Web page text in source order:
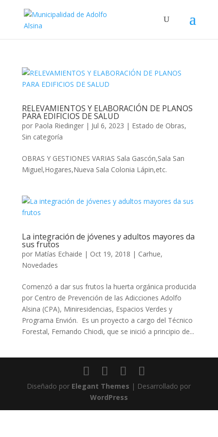
RELEVAMIENTOS Y ELABORACIÓN DE PLANOS
PARA EDIFICIOS DE SALUD
por Paola Riedinger| Jul 6, 2023 | Estado de Obras,
Sin categoría
OBRAS Y GESTIONES VARIAS Sala Gascón,Sala San
Miguel,Hogares,Nueva Sala Colonia Lápin,etc.
La integración de jóvenes y adultos mayores da
sus frutos
por Matías Echaide | Oct 19, 2018 | Carhue,
Novedades
Comenzó a dar sus frutos la huerta orgánica producida
por Centro de Prevención de las Adicciones Adolfo
Alsina (CPA), Miniresidencias, Espacios Verdes y
Programa Envión. Es un proyecto a cargo del Técnico
Forestal, Fernando Chiodi, que se inició a principio de...
Diseñado por Elegant Themes | Desarrollado por
WordPress